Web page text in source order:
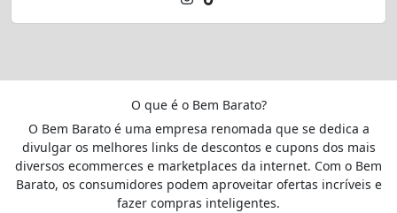
O que é o Bem Barato?
O Bem Barato é uma empresa renomada que se dedica a
divulgar os melhores links de descontos e cupons dos mais
diversos ecommerces e marketplaces da internet. Com o Bem
Barato, os consumidores podem aproveitar ofertas incríveis e
fazer compras inteligentes.